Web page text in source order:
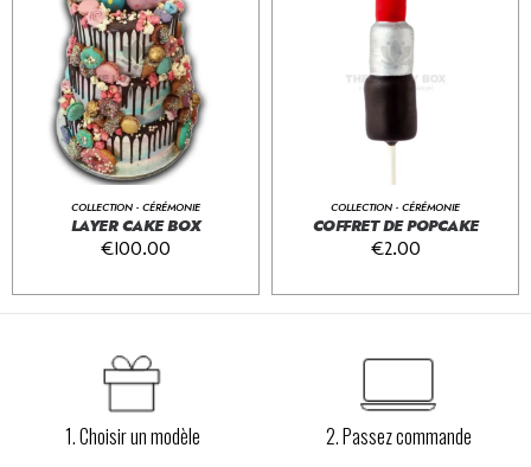
COLLECTION - CÉRÉMONIE
LAYER CAKE BOX
€100.00
COLLECTION - CÉRÉMONIE
COFFRET DE POPCAKE
€2.00
1. Choisir un modèle 2. Passez commande